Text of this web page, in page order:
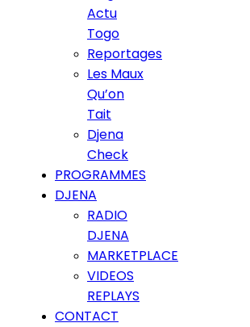
Actu
Togo
Reportages
Les Maux
Qu’on
Tait
Djena
Check
PROGRAMMES
DJENA
RADIO
DJENA
MARKETPLACE
VIDEOS
REPLAYS
CONTACT